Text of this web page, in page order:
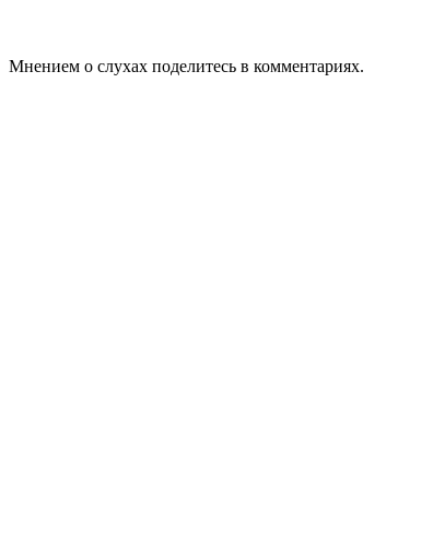
Мнением о слухах поделитесь в комментариях.